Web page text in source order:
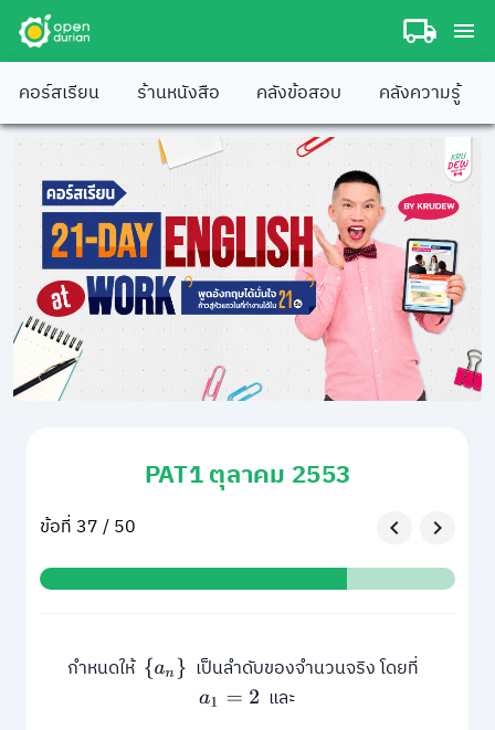
คอร์สเรียน ร้านหนังสือ คลังข้อสอบ คลังความรู้
PAT1 ตุลาคม 2553
ข้อที่ 37 / 50
กำหนดให้ {an}
เป็นลำดับของจำนวนจริง โดยที่
a1 =2 และ